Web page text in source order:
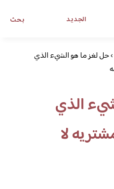
بحث الجديد
العصرية ›حل لغز ما هو الشيء الذي
الذي
لا